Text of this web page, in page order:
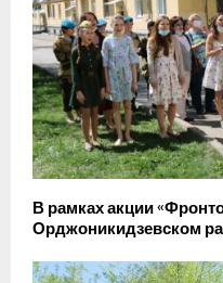
В рамках акции
Орджоникидзевском